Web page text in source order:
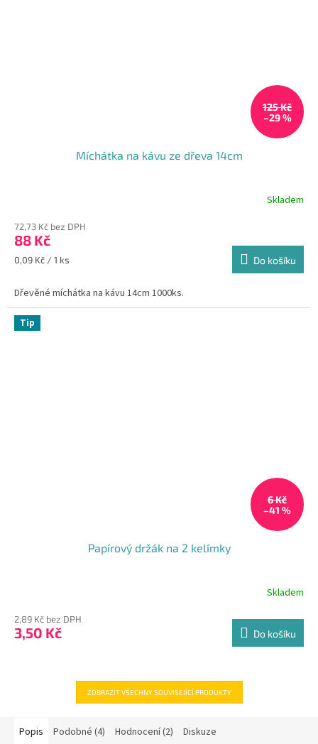
125 Kč
–29 %
Míchátka na kávu ze dřeva 14cm
produktu
je
5,0
hvězdiček.
Skladem
72,73 Kč bez DPH
88 Kč
Měrná
0,09 Kč / 1 ks Do košíku
Dřevěné míchátka na kávu 14cm 1000ks.
Tip
6 Kč
–41 %
Papírový držák na 2 kelímky
Skladem
2,89 Kč bez DPH
3,50 Kč Do košíku
ZOBRAZIT VŠECHNY SOUVISEJÍCÍ PRODUKTY
Popis Podobné (4) Hodnocení (2) Diskuze